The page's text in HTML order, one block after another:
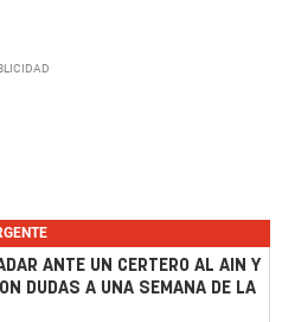
ANTE UN CERTERO AL AIN Y
DUDAS A UNA SEMANA DE LA